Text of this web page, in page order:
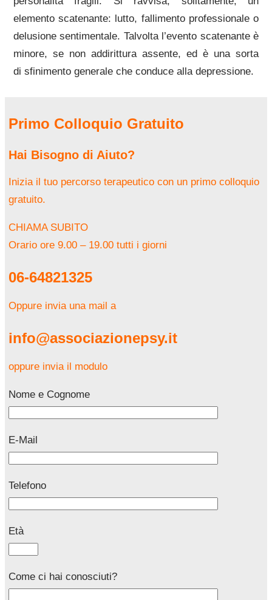
elemento scatenante: lutto, fallimento professionale o
delusione sentimentale. Talvolta l’evento scatenante è
minore, se non addirittura assente, ed è una sorta
di sfinimento generale che conduce alla depressione.
Primo Colloquio Gratuito
Hai Bisogno di Aiuto?
Inizia il tuo percorso terapeutico con un primo colloquio
gratuito.
CHIAMA SUBITO
Orario ore 9.00 – 19.00 tutti i giorni
06-64821325
Oppure invia una mail a
info@associazionepsy.it
oppure invia il modulo
Nome e Cognome
E-Mail
Telefono
Età
Come ci hai conosciuti?